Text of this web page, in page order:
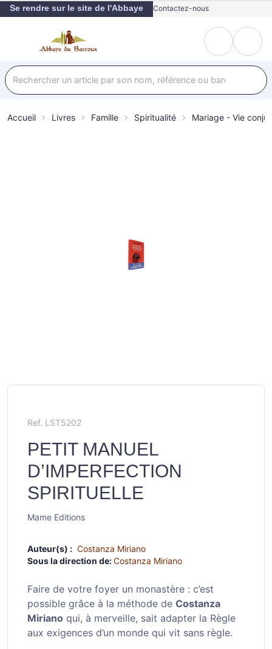
Se rendre sur le site de l'Abbaye Contactez-nous
Accueil Livres Famille Spiritualité Mariage - Vie
Ref. LST5202
PETIT MANUEL
D’IMPERFECTION
SPIRITUELLE
Mame Editions
Auteur(s) : Costanza Miriano
Sous la direction de:Costanza Miriano
Faire de votre foyer un monastère : c’est
possible grâce à la méthode de Costanza
Miriano qui, à merveille, sait adapter la Règle
aux exigences d’un monde qui vit sans règle.